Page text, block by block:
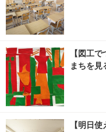
【図工
まちを見
【明日